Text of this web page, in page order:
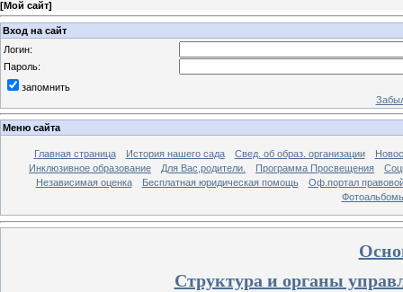
[Мой сайт]
Вход на сайт
Логин:
Пароль:
запомнить
Меню сайта
Главная страница История нашего сада Свед. об образ. организации
Инклюзивное образование
Для Вас,родители. Программа Просвещения
Независимая оценка
Бесплатная юридическая помощь
Оф.портал
Структура и органы